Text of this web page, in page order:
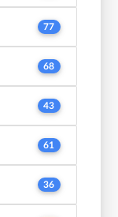
77
68
43
61
36